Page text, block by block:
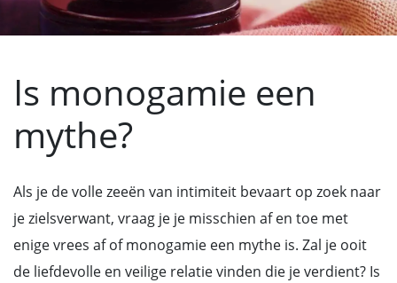
Is monogamie een
mythe?
Als je de volle zeeën van intimiteit bevaart op zoek naar
je zielsverwant, vraag je je misschien af en toe met
enige vrees af of monogamie een mythe is. Zal je ooit
de liefdevolle en veilige relatie vinden die je verdient? Is